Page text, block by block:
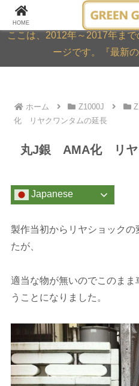
GREEN
ここは、2012年～2017年ま
ージです。『最新
ホーム Z1000J
化 リヤクワンタムの延長
丸J銀 AMA化 リヤ
Japanese
製作当初からリヤショック
たが、
適当な物が無いのでこのま
うことになりました。
HOME